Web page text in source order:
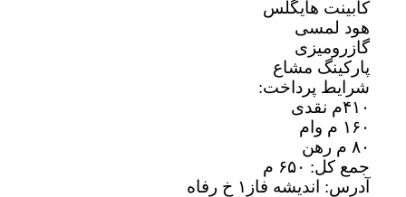
کابینت هایگلس
هود لمسی
گازرومیزی
پارکینگ مشاع
شرایط پرداخت:
جمع کل: ۶۵۰ م
آدرس: اندیشه فاز۱ خ رفاه